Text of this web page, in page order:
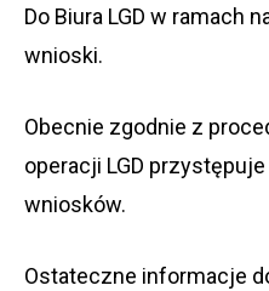
Do Biura LGD w ramach
wnioski.
Obecnie zgodnie z
operacji LGD
wniosków.
Ostateczne informacje